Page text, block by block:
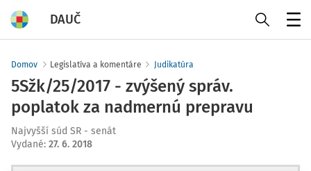
DAUČ
Domov Legislatíva a komentáre Judikatúra
5Sžk/25/2017 - zvýšený správ.
poplatok za nadmernú prepravu
Najvyšší súd SR - senát
Vydané: 27. 6. 2018